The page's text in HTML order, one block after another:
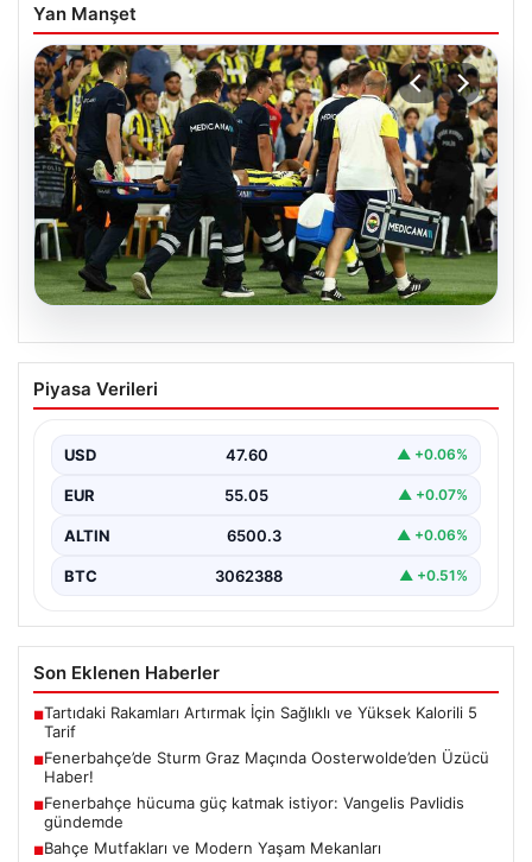
Yan Manşet
Fenerbahçe’de Sturm Graz Maçında
Oosterwolde’den Üzücü Haber!
Almanya temsilcisi Sturm Graz’ı evinde ağırladı.
Mücadele…
Piyasa Verileri
USD 47.60 ▲ +0.06%
EUR 55.05 ▲ +0.07%
ALTIN 6500.3 ▲ +0.06%
BTC 3062388 ▲ +0.51%
Son Eklenen Haberler
■Tartıdaki Rakamları Artırmak İçin Sağlıklı ve Yüksek Kalorili 5
Tarif
■Fenerbahçe’de Sturm Graz Maçında Oosterwolde’den Üzücü
Haber!
■Fenerbahçe hücuma güç katmak istiyor: Vangelis Pavlidis
gündemde
■Bahçe Mutfakları ve Modern Yaşam Mekanları